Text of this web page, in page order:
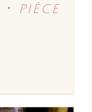
pièce